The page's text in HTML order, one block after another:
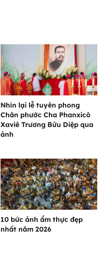
Nhìn lại lễ tuyên phong
Chân phước Cha Phanxicô
Xaviê Trương Bửu Diệp qua
ảnh
10 bức ảnh ẩm thực đẹp
nhất năm 2026